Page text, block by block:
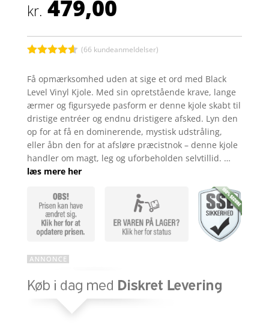
kr. 479,00
som
ud af 5
baseret
på
kundebedø
mmelser
(66 kundeanmeldelser)
Få opmærksomhed uden at sige et ord med Black
Level Vinyl Kjole. Med sin opretstående krave, lange
ærmer og figursyede pasform er denne kjole skabt til
dristige entréer og endnu dristigere afsked. Lyn den
op for at få en dominerende, mystisk udstråling,
eller åbn den for at afsløre præcistnok – denne kjole
handler om magt, leg og uforbeholden selvtillid. …
læs mere her